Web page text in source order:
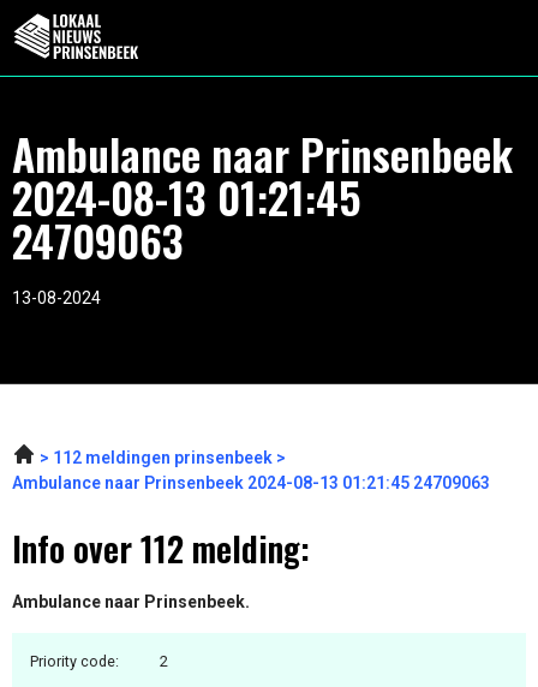
Ambulance naar Prinsenbeek
2024-08-13 01:21:45
24709063
13-08-2024
112 meldingen prinsenbeek
Ambulance naar Prinsenbeek 2024-08-13 01:21:45 24709063
Info over 112 melding:
Ambulance naar Prinsenbeek.
Priority code: 2